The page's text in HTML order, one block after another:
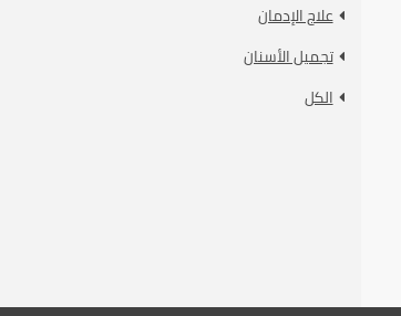
علاج الإدمان
تجميل الأسنان
الكل